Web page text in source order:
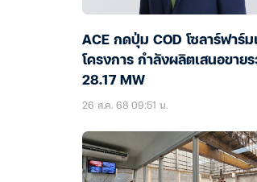
ACE กดปุ่ม COD โซลาร์ฟาร์
โครงการ กำลังผลิตเสนอขาย
28.17 MW
26 ส.ค. 68 09:51 น.